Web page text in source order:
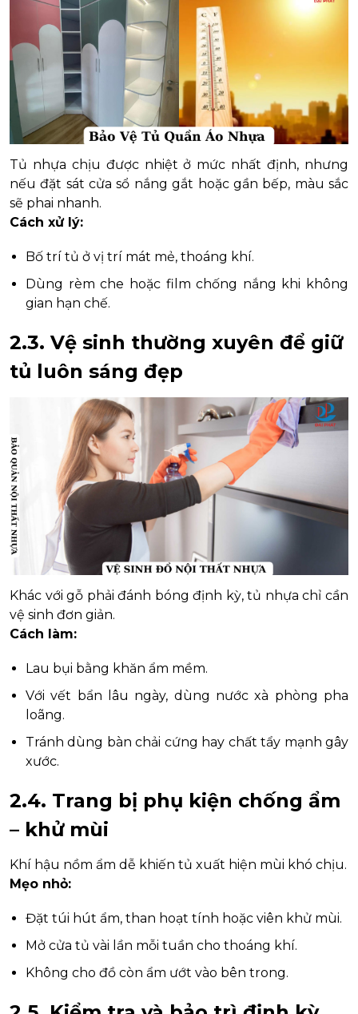
Tủ nhựa chịu được nhiệt ở mức nhất định, nhưng
nếu đặt sát cửa sổ nắng gắt hoặc gần bếp, màu sắc
sẽ phai nhanh.
Cách xử lý:
Bố trí tủ ở vị trí mát mẻ, thoáng khí.
Dùng rèm che hoặc film chống nắng khi không
gian hạn chế.
2.3. Vệ sinh thường xuyên để giữ
tủ luôn sáng đẹp
Khác với gỗ phải đánh bóng định kỳ, tủ nhựa chỉ cần
vệ sinh đơn giản.
Cách làm:
Lau bụi bằng khăn ẩm mềm.
Với vết bẩn lâu ngày, dùng nước xà phòng pha
loãng.
Tránh dùng bàn chải cứng hay chất tẩy mạnh gây
xước.
2.4. Trang bị phụ kiện chống ẩm
– khử mùi
Khí hậu nồm ẩm dễ khiến tủ xuất hiện mùi khó chịu.
Mẹo nhỏ:
Đặt túi hút ẩm, than hoạt tính hoặc viên khử mùi.
Mở cửa tủ vài lần mỗi tuần cho thoáng khí.
Không cho đồ còn ẩm ướt vào bên trong.